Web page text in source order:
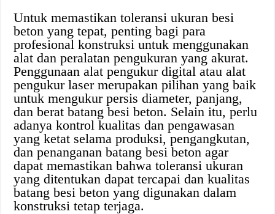
Untuk memastikan toleransi ukuran besi
beton yang tepat, penting bagi para
profesional konstruksi untuk menggunakan
alat dan peralatan pengukuran yang akurat.
Penggunaan alat pengukur digital atau alat
pengukur laser merupakan pilihan yang baik
untuk mengukur persis diameter, panjang,
dan berat batang besi beton. Selain itu, perlu
adanya kontrol kualitas dan pengawasan
yang ketat selama produksi, pengangkutan,
dan penanganan batang besi beton agar
dapat memastikan bahwa toleransi ukuran
yang ditentukan dapat tercapai dan kualitas
batang besi beton yang digunakan dalam
konstruksi tetap terjaga.